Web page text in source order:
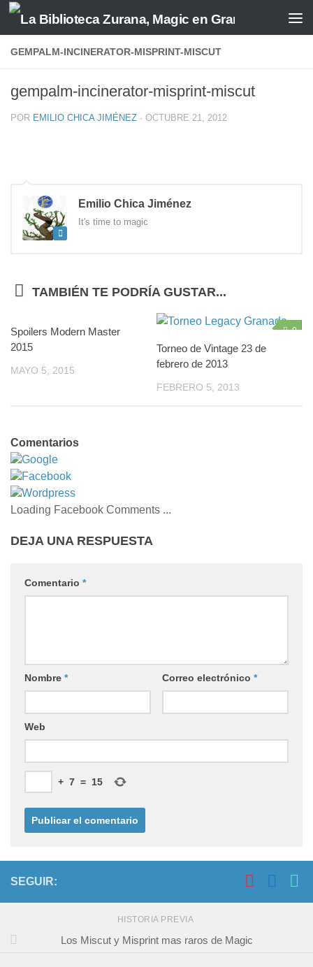
Saltar al contenido
GEMPALM-INCINERATOR-MISPRINT-MISCUT
gempalm-incinerator-misprint-miscut
POR EMILIO CHICA JIMÉNEZ · OCTUBRE 21, 2012
Emilio Chica Jiménez
It's time to magic
TAMBIÉN TE PODRÍA GUSTAR...
Spoilers Modern Master
2015
MAYO 5, 2015
0
Torneo de Vintage 23 de
febrero de 2013
FEBRERO 5, 2013
Comentarios
Google
Facebook
Wordpress
Loading Facebook Comments ...
DEJA UNA RESPUESTA
Comentario *
Nombre * Correo electrónico *
Web
+ 7 = 15
SEGUIR:
HISTORIA PREVIA
Los Miscut y Misprint mas raros de Magic